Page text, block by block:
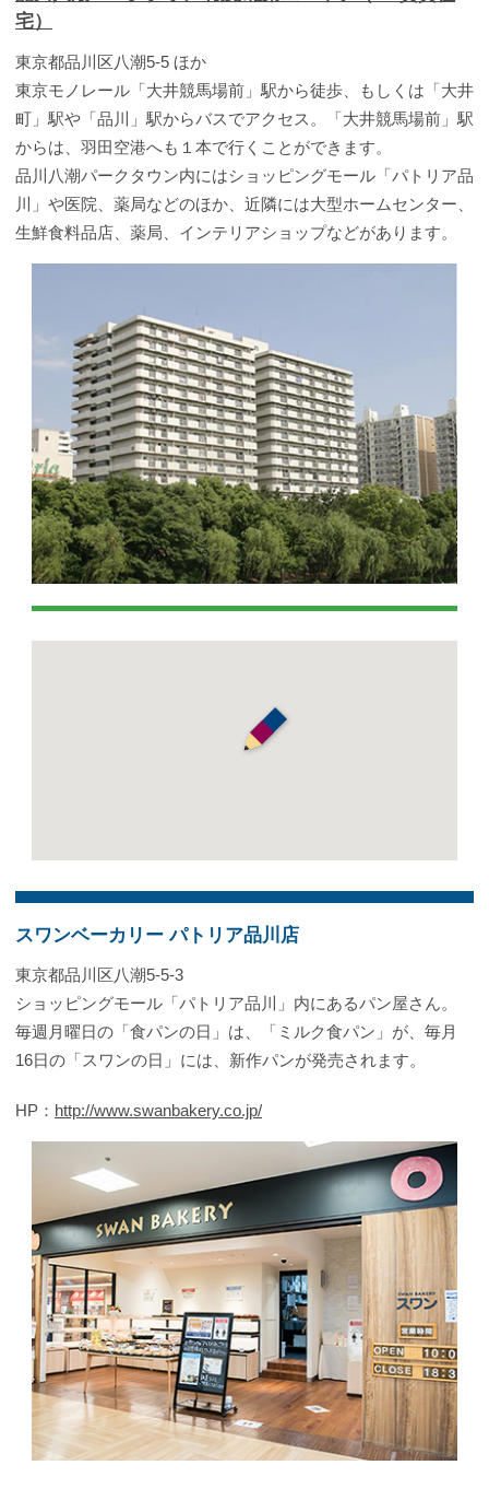
宅）
東京都品川区八潮5-5 ほか
東京モノレール「大井競馬場前」駅から徒歩、もしくは「大井
町」駅や「品川」駅からバスでアクセス。「大井競馬場前」駅
からは、羽田空港へも１本で行くことができます。
品川八潮パークタウン内にはショッピングモール「パトリア品
川」や医院、薬局などのほか、近隣には大型ホームセンター、
生鮮食料品店、薬局、インテリアショップなどがあります。
スワンベーカリー パトリア品川店
東京都品川区八潮5-5-3
ショッピングモール「パトリア品川」内にあるパン屋さん。
毎週月曜日の「食パンの日」は、「ミルク食パン」が、毎月
16日の「スワンの日」には、新作パンが発売されます。
HP： http://www.swanbakery.co.jp/